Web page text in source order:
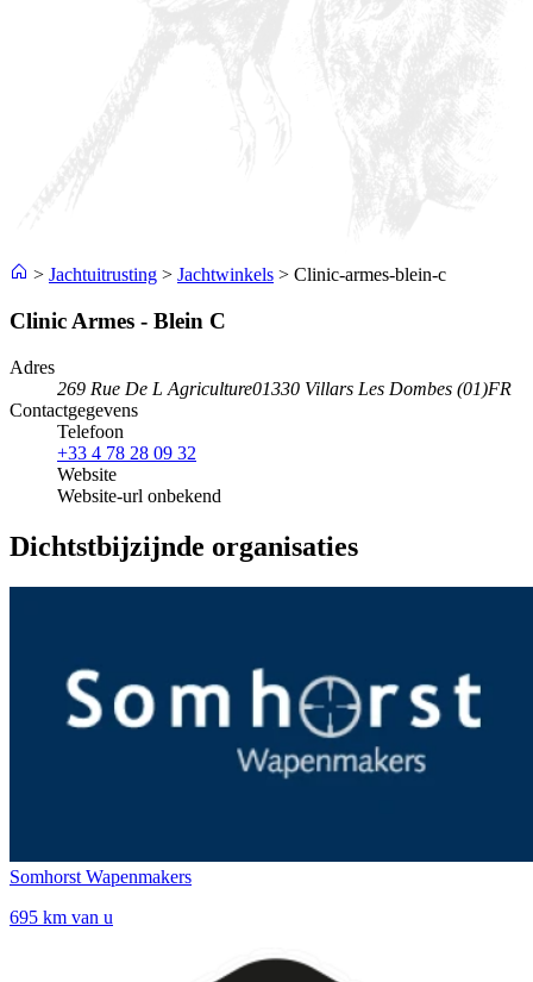
> Jachtuitrusting > Jachtwinkels > Clinic-armes-blein-c
Clinic Armes - Blein C
Adres
269 Rue De L Agriculture01330 Villars Les Dombes (01)FR
Contactgegevens
Telefoon
+33 4 78 28 09 32
Website
Website-url onbekend
Dichtstbijzijnde organisaties
Somhorst Wapenmakers
695 km van u